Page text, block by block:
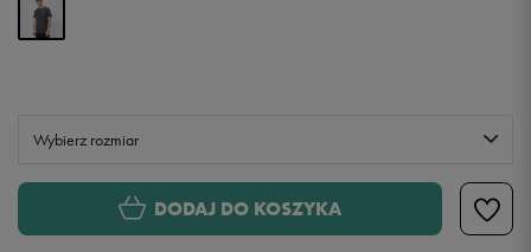
Wybierz rozmiar
DODAJ DO KOSZYKA